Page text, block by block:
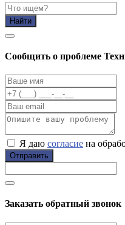
Найти
Cообщить о проблеме
Я даю согласие на
Отправить
Заказать обратный звонок